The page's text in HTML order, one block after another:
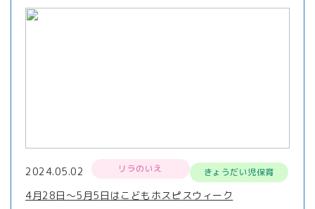
2024.05.02 リラのいえ きょうだい児保育
4月28日～5月5日はこどもホスピスウィーク